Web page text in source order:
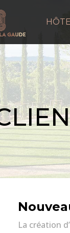
La création